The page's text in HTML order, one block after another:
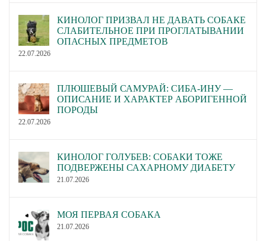
КИНОЛОГ ПРИЗВАЛ НЕ ДАВАТЬ СОБАКЕ
СЛАБИТЕЛЬНОЕ ПРИ ПРОГЛАТЫВАНИИ
ОПАСНЫХ ПРЕДМЕТОВ
22.07.2026
ПЛЮШЕВЫЙ САМУРАЙ: СИБА-ИНУ —
ОПИСАНИЕ И ХАРАКТЕР АБОРИГЕННОЙ
ПОРОДЫ
22.07.2026
КИНОЛОГ ГОЛУБЕВ: СОБАКИ ТОЖЕ
ПОДВЕРЖЕНЫ САХАРНОМУ ДИАБЕТУ
21.07.2026
МОЯ ПЕРВАЯ СОБАКА
21.07.2026